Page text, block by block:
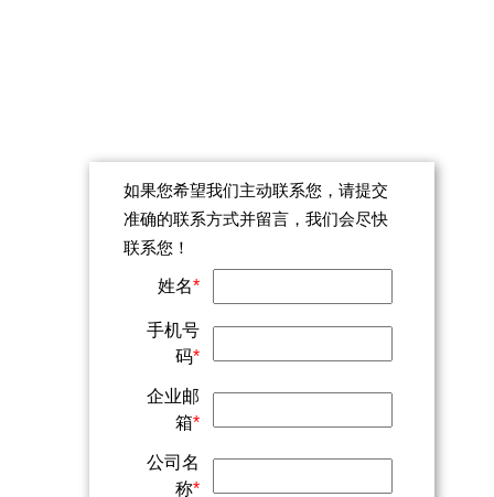
如果您希望我们主动联系您，请提交
准确的联系方式并留言，我们会尽快
联系您！
姓名*
手机号
码*
企业邮
箱*
公司名
称*